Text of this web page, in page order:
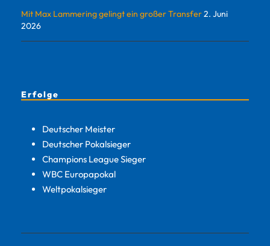
Mit Max Lammering gelingt ein großer Transfer2. Juni
2026
Erfolge
Deutscher Meister
Deutscher Pokalsieger
Champions League Sieger
WBC Europapokal
Weltpokalsieger